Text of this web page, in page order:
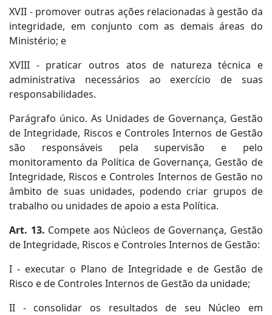
XVII - promover outras ações relacionadas à gestão da
integridade, em conjunto com as demais áreas do
Ministério; e
XVIII - praticar outros atos de natureza técnica e
administrativa necessários ao exercício de suas
responsabilidades.
Parágrafo único. As Unidades de Governança, Gestão
de Integridade, Riscos e Controles Internos de Gestão
são responsáveis pela supervisão e pelo
monitoramento da Política de Governança, Gestão de
Integridade, Riscos e Controles Internos de Gestão no
âmbito de suas unidades, podendo criar grupos de
trabalho ou unidades de apoio a esta Política.
Art. 13. Compete aos Núcleos de Governança, Gestão
de Integridade, Riscos e Controles Internos de Gestão:
I - executar o Plano de Integridade e de Gestão de
Risco e de Controles Internos de Gestão da unidade;
II - consolidar os resultados de seu Núcleo em